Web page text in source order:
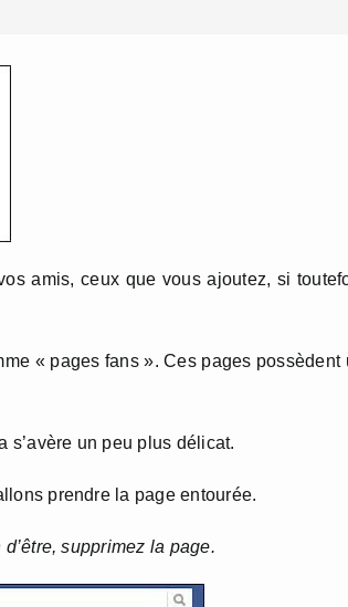
amis, ceux que vous ajoutez, si
« pages fans ». Ces pages possèdent
s’avère un peu plus délicat.
prendre la page entourée.
supprimez la page.